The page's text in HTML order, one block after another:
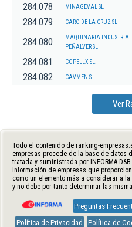
284.078 MINAGEVAL SL
284.079 CARO DE LA CRUZ SL
284.080
MAQUINARIA INDUSTRIAL
PEÑALVER SL
284.081 COPELLX SL.
284.082 CAVMEN S.L.
Ver
Todo el contenido de ranking-
empresas procede de la base de datos
tratada y suministrada por INFORMA
información de empresas que
como un elemento más a considerar a
y no debe por tanto determinar las
Preguntas
Política de Privacidad
Política de